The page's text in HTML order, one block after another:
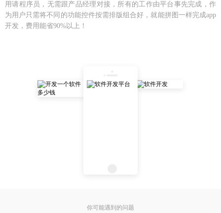
用请程序员，无需跟产品经理对接，所有的工作由平台事先完成，作
为用户只需将不同的功能控件按需排版组合好，就能拼图一样完成app
开发，费用能省90%以上！
你可能遇到的问题